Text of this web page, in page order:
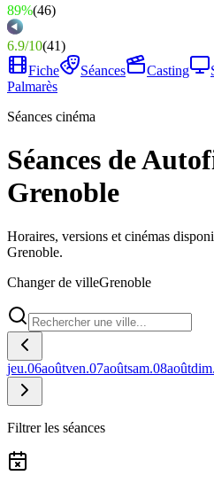
89%(46)
6.9/10(41)
Fiche
Séances Casting
Palmarès
Séances cinéma
Séances de
Grenoble
Horaires, versions et cinémas
Grenoble.
Changer de villeGrenoble
jeu.06aoûtven.07aoûtsam.08aoûtdim.
Filtrer les séances